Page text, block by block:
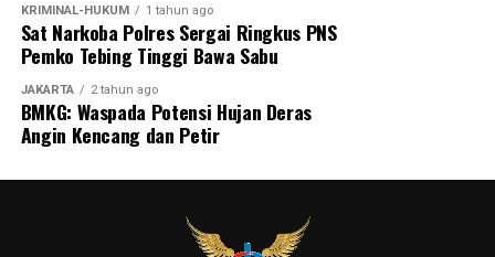
perdana yang mempertemukan tim Kabupaten Tapin
melawan Kabupaten Hulu Sungai Utara (HSU). Kegiatan ini
juga mendapat dukungan penuh dari PSSI Kalimantan
Selatan, KONI Kalimantan Selatan, serta berbagai
organisasi olahraga lainnya sebagai bentuk komitmen
bersama dalam memajukan sepak bola dan melahirkan
KRIMINAL-HUKUM 1 tahun ago
Sat Narkoba Polres Sergai Ringkus PNS
Pemko Tebing Tinggi Bawa Sabu
JAKARTA 2 tahun ago
BMKG: Waspada Potensi Hujan Deras
Angin Kencang dan Petir